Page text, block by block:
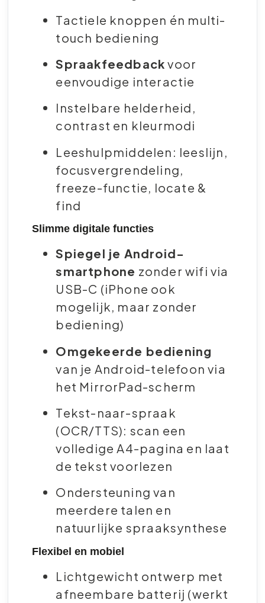
Tactiele knoppen én multi-
touch bediening
Spraakfeedback voor
eenvoudige interactie
Instelbare helderheid,
contrast en kleurmodi
Leeshulpmiddelen: leeslijn,
focusvergrendeling,
freeze-functie, locate &
find
Slimme digitale functies
Spiegel je Android-
smartphone zonder wifi via
USB-C (iPhone ook
mogelijk, maar zonder
bediening)
Omgekeerde bediening
van je Android-telefoon via
het MirrorPad-scherm
Tekst-naar-spraak
(OCR/TTS): scan een
volledige A4-pagina en laat
de tekst voorlezen
Ondersteuning van
meerdere talen en
natuurlijke spraaksynthese
Flexibel en mobiel
Lichtgewicht ontwerp met
afneembare batterij (werkt